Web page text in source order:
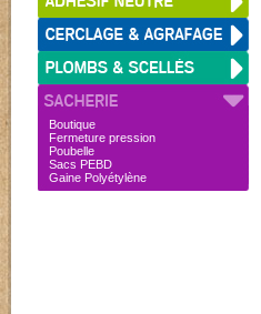
Boutique
Fermeture pression
Poubelle
Sacs PEBD
Gaine Polyétylène